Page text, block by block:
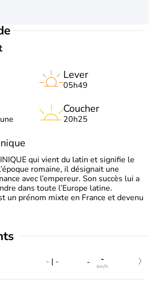
Lever
05h49
Coucher
20h25
qui vient du latin et signifie le
romaine, il désignait une
avec l’empereur. Son succès lui a
dans toute l’Europe latine.
un prénom mixte en France et devenu
- | - - -
km/h